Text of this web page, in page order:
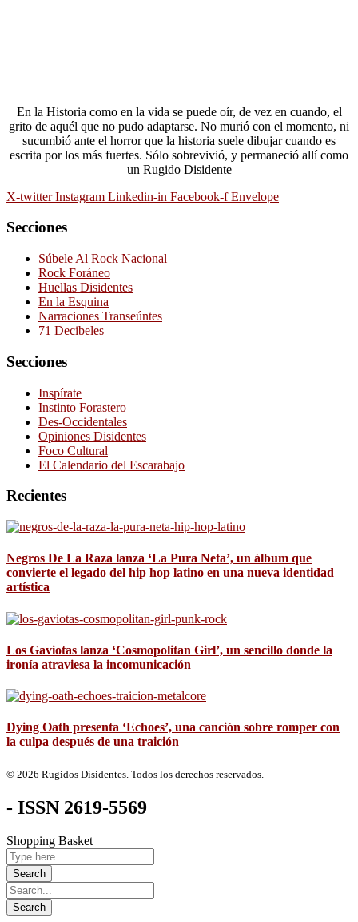
En la Historia como en la vida se puede oír, de vez en cuando, el
grito de aquél que no pudo adaptarse. No murió con el momento, ni
sucumbió ante el horror que la historia suele dibujar cuando es
escrita por los más fuertes. Sólo sobrevivió, y permaneció allí como
un Rugido Disidente
X-twitter Instagram Linkedin-in Facebook-f Envelope
Secciones
Súbele Al Rock Nacional
Rock Foráneo
Huellas Disidentes
En la Esquina
Narraciones Transeúntes
71 Decibeles
Secciones
Inspírate
Instinto Forastero
Des-Occidentales
Opiniones Disidentes
Foco Cultural
El Calendario del Escarabajo
Recientes
Negros De La Raza lanza ‘La Pura Neta’, un álbum que
convierte el legado del hip hop latino en una nueva identidad
artística
Los Gaviotas lanza ‘Cosmopolitan Girl’, un sencillo donde la
ironía atraviesa la incomunicación
Dying Oath presenta ‘Echoes’, una canción sobre romper con
la culpa después de una traición
© 2026 Rugidos Disidentes. Todos los derechos reservados.
- ISSN 2619-5569
Shopping Basket